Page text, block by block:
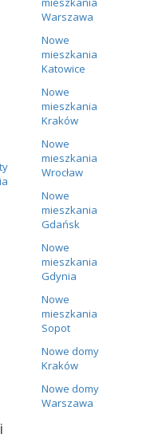
Warszawa
Nowe
mieszkania
Katowice
Nowe
mieszkania
Kraków
Nowe
mieszkania
Wrocław
Nowe
mieszkania
Gdańsk
Nowe
mieszkania
Gdynia
Nowe
mieszkania
Sopot
Nowe domy
Kraków
Nowe domy
Warszawa